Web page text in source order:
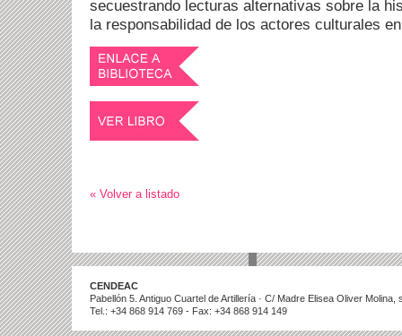
secuestrando lecturas alternativas sobre la
la responsabilidad de los actores culturales
« Volver a listado
CENDEAC
Pabellón 5. Antiguo Cuartel de Artillería · C/ Madre Elisea Oliver
Tel.: +34 868 914 769 - Fax: +34 868 914 149